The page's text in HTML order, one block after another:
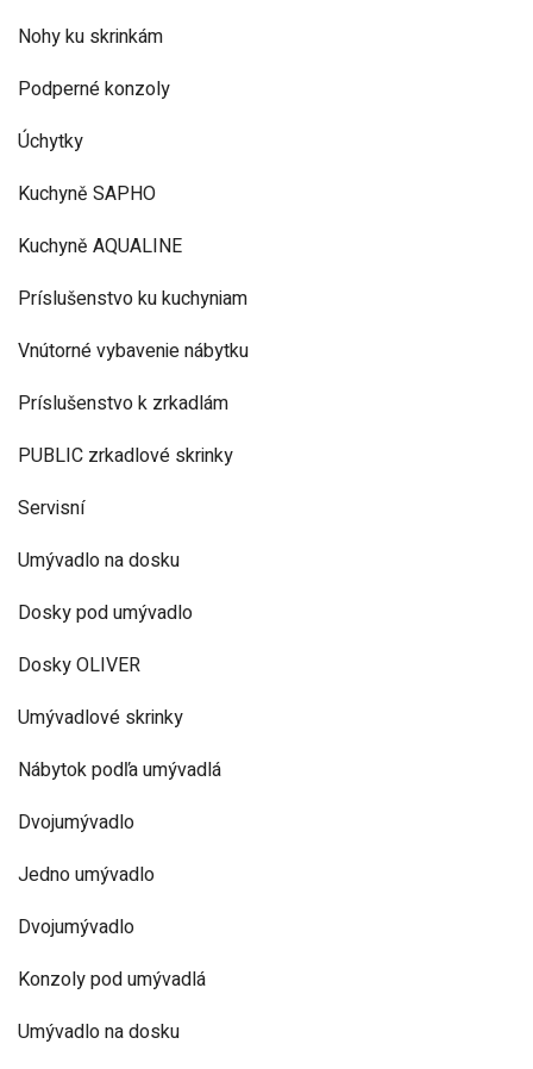
Nohy ku skrinkám
Podperné konzoly
Úchytky
Kuchyně SAPHO
Kuchyně AQUALINE
Príslušenstvo ku kuchyniam
Vnútorné vybavenie nábytku
Príslušenstvo k zrkadlám
PUBLIC zrkadlové skrinky
Servisní
Umývadlo na dosku
Dosky pod umývadlo
Dosky OLIVER
Umývadlové skrinky
Nábytok podľa umývadlá
Dvojumývadlo
Jedno umývadlo
Dvojumývadlo
Konzoly pod umývadlá
Umývadlo na dosku